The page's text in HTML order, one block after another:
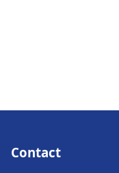
Contact